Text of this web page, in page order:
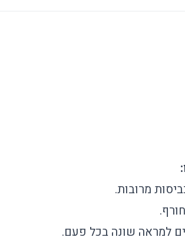
מרובות.
למראה שונה בכל פעם.